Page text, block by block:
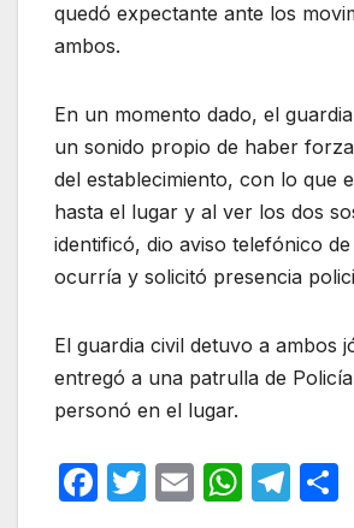
quedó expectante ante los
ambos.
En un momento dado, el
un sonido propio de haber
del establecimiento, con lo que
hasta el lugar y al ver los dos
identificó, dio aviso telefónico
ocurría y solicitó presencia
El guardia civil detuvo a ambos
entregó a una patrulla de
personó en el lugar.
F
T
E
W T